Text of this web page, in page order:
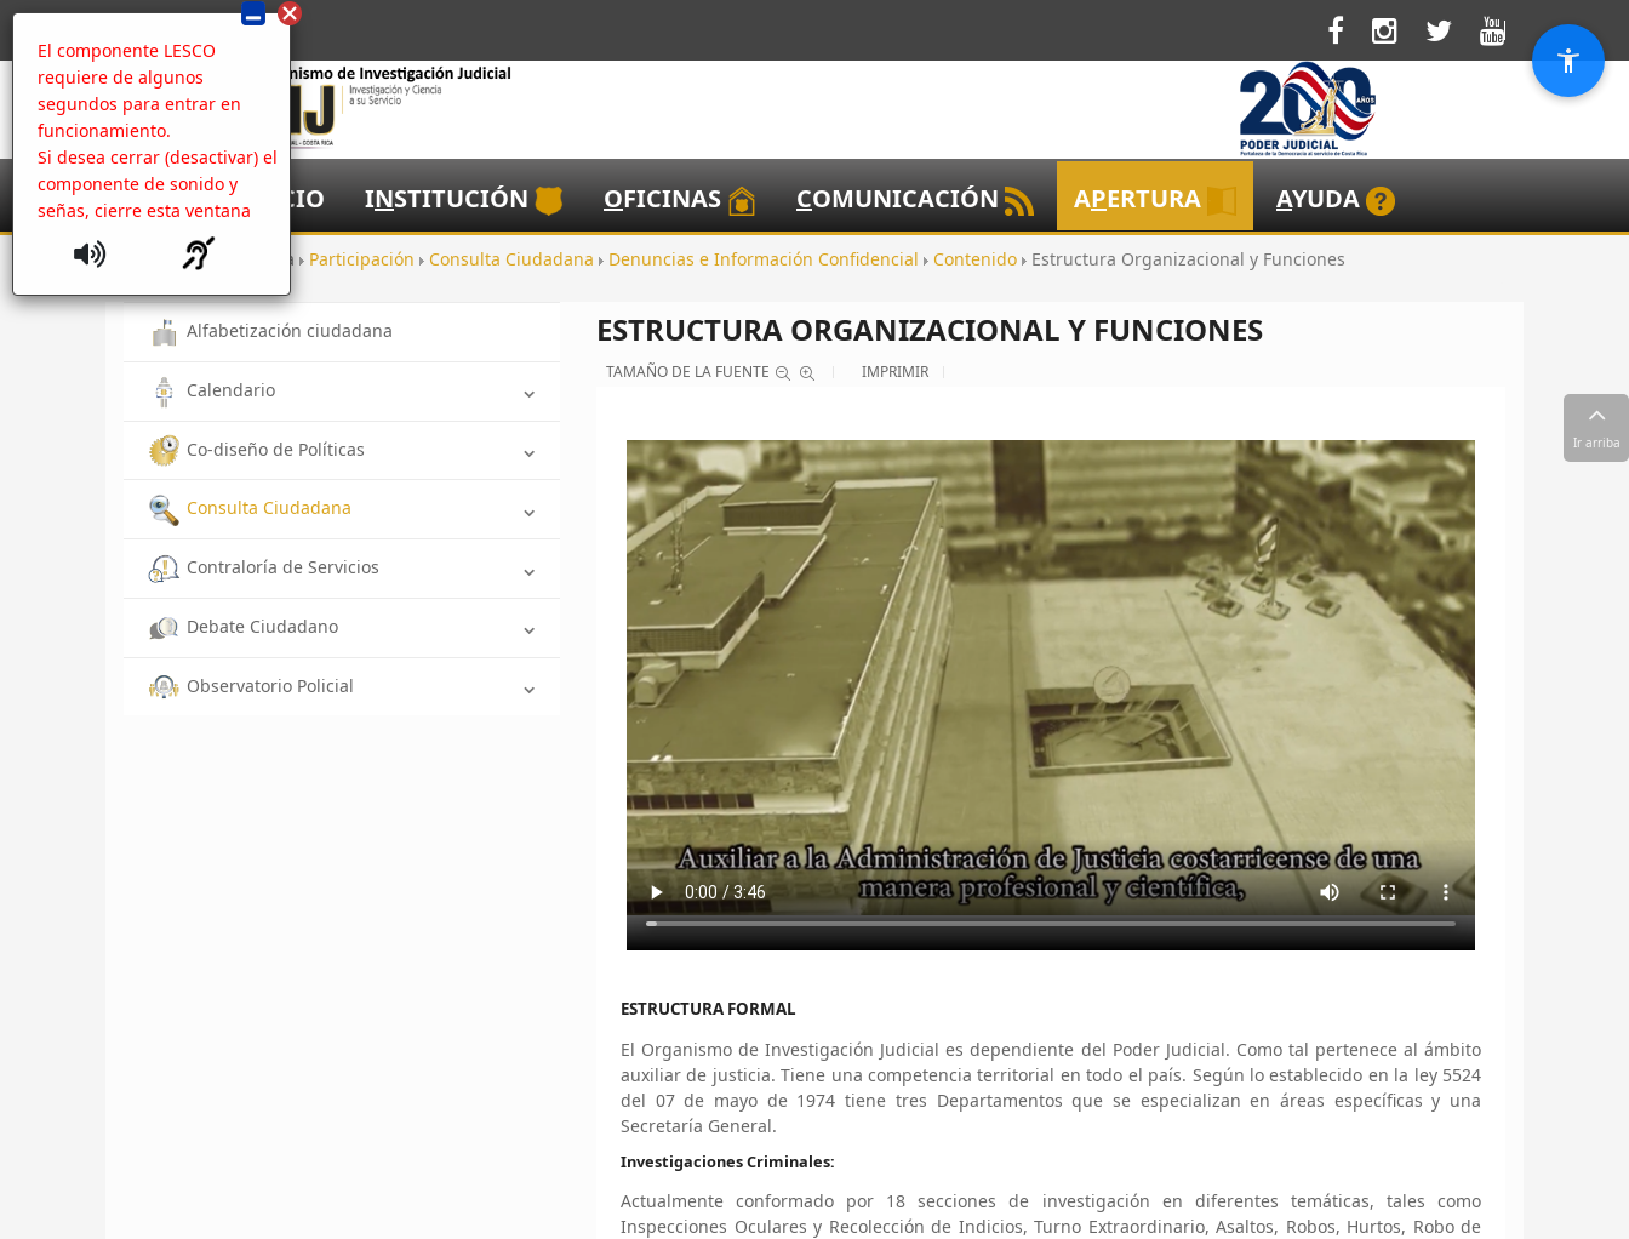
El componente LESCO
requiere de algunos
segundos para entrar en
funcionamiento.
Si desea cerrar (desactivar) el
componente de sonido y
señas, cierre esta ventana
NICIO INSTITUCIÓN OFICINAS COMUNICACIÓN APERTURA AYUDA
Inicio Apertura Participación Consulta Ciudadana Denuncias e Información Confidencial Contenido Estructura Organizacional y Funciones
Alfabetización ciudadana
Calendario
Co-diseño de Políticas
Consulta Ciudadana
Contraloría de Servicios
Debate Ciudadano
Observatorio Policial
ESTRUCTURA ORGANIZACIONAL Y FUNCIONES
TAMAÑO DE LA FUENTE IMPRIMIR
ESTRUCTURA FORMAL
El Organismo de Investigación Judicial es dependiente del Poder Judicial. Como tal pertenece al ámbito
auxiliar de justicia. Tiene una competencia territorial en todo el país. Según lo establecido en la ley 5524
del 07 de mayo de 1974 tiene tres Departamentos que se especializan en áreas específicas y una
Secretaría General.
Investigaciones Criminales:
Actualmente conformado por 18 secciones de investigación en diferentes temáticas, tales como
Inspecciones Oculares y Recolección de Indicios, Turno Extraordinario, Asaltos, Robos, Hurtos, Robo de
Ir arriba